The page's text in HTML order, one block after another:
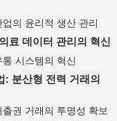
업의 윤리적 생산 관리
료 데이터 관리의 혁신
통 시스템의 혁신
: 분산형 전력 거래의
출권 거래의 투명성 확보